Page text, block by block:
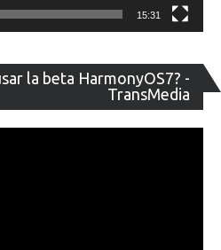
15:31
la beta HarmonyOS7? -
TransMedia
de